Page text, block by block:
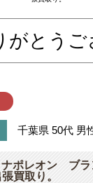
がとうご
千葉県 50代 男
ナポレオン ブ
買取り。